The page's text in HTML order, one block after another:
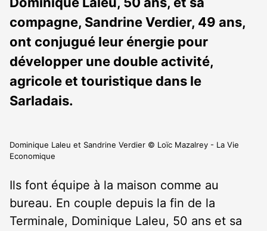
abonnés
compagne, Sandrine Verdier, 49 ans,
ont conjugué leur énergie pour
développer une double activité,
agricole et touristique dans le
Sarladais.
Dominique Laleu et Sandrine Verdier © Loïc Mazalrey - La Vie
Economique
Ils font équipe à la maison comme au
bureau. En couple depuis la fin de la
Terminale, Dominique Laleu, 50 ans et sa